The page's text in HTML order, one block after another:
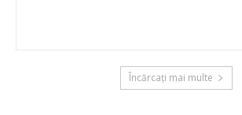
Încărcați mai multe